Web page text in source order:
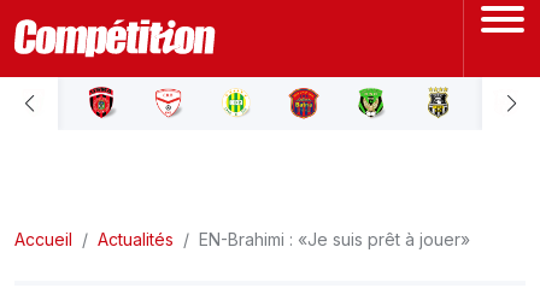
ACCUEIL
LIGUE 2
Accueil Actualités EN-Brahimi : «Je suis prêt à jouer»